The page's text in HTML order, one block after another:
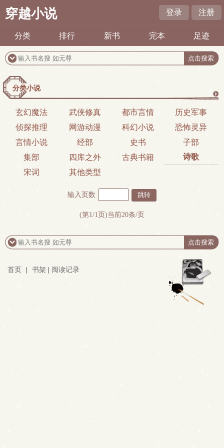
穿越小说 登录 注册
分类 排行 新书 完本 足迹
分类小说
玄幻魔法 武侠修真 都市言情
历史军事
侦探推理
网游动漫 科幻小说
恐怖灵异
言情小说
经部 史书
子部
集部
四库之外 古典书籍
诗歌
宋词
其他类型
输入页数
(第1/1页)当前20条/页
首页 书架 阅读记录